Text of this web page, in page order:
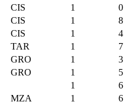
CIS 1
0
CIS 1
8
CIS 1
4
TAR 1
7
GRO 1
3
GRO 1
5
1
6
MZA 1
6